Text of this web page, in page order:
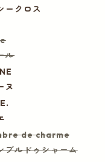
ークロス
ル
ヌ
de charme
ブルドゥシャーム